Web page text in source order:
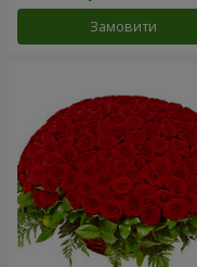
Замовити